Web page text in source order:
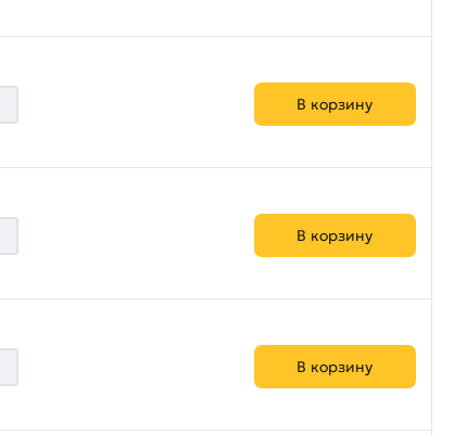
В корзину
В корзину
В корзину